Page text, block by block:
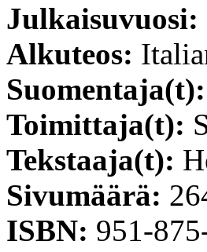
Julkaisuvuosi:
Alkuteos:
Suomentaja(t):
Toimittaja(t):
Tekstaaja(t):
Sivumäärä:
ISBN: 951-